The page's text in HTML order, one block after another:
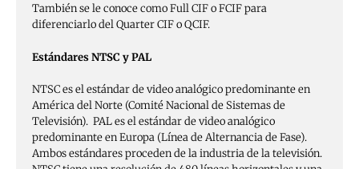
También se le conoce como Full CIF o FCIF para
diferenciarlo del Quarter CIF o QCIF.
Estándares NTSC y PAL
NTSC es el estándar de video analógico predominante en
América del Norte (Comité Nacional de Sistemas de
Televisión). PAL es el estándar de video analógico
predominante en Europa (Línea de Alternancia de Fase).
Ambos estándares proceden de la industria de la televisión.